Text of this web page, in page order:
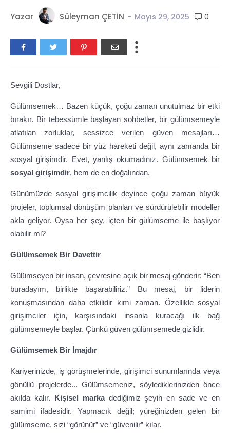
Yazar Süleyman ÇETİN - Mayıs 29, 2025 0
Sevgili Dostlar,
Gülümsemek… Bazen küçük, çoğu zaman unutulmaz bir etki
bırakır. Bir tebessümle başlayan sohbetler, bir gülümsemeyle
atlatılan zorluklar, sessizce verilen güven mesajları…
Gülümseme sadece bir yüz hareketi değil, aynı zamanda bir
sosyal girişimdir. Evet, yanlış okumadınız. Gülümsemek bir
sosyal girişimdir, hem de en doğalından.
Günümüzde sosyal girişimcilik deyince çoğu zaman büyük
projeler, toplumsal dönüşüm planları ve sürdürülebilir modeller
akla geliyor. Oysa her şey, içten bir gülümseme ile başlıyor
olabilir mi?
Gülümsemek Bir Davettir
Gülümseyen bir insan, çevresine açık bir mesaj gönderir: “Ben
buradayım, birlikte başarabiliriz.” Bu mesaj, bir liderin
konuşmasından daha etkilidir kimi zaman. Özellikle sosyal
girişimciler için, karşısındaki insanla kuracağı ilk bağ
gülümsemeyle başlar. Çünkü güven gülümsemede gizlidir.
Gülümsemek Bir İmajdır
Kariyerinizde, iş görüşmelerinde, girişimci sunumlarında veya
gönüllü projelerde... Gülümsemeniz, söylediklerinizden önce
akılda kalır. Kişisel markadediğimiz şeyin en sade ve en
samimi ifadesidir. Yapmacık değil; yüreğinizden gelen bir
gülümseme, sizi “görünür” ve “güvenilir” kılar.